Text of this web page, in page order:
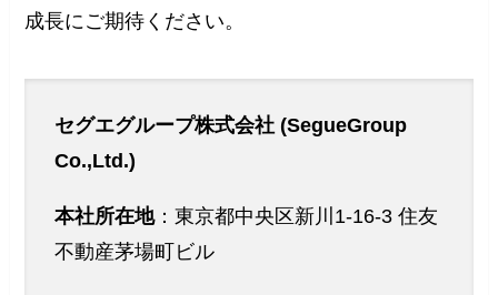
成長にご期待ください。
セグエグループ株式会社 (SegueGroup
Co.,Ltd.)
本社所在地：東京都中央区新川1-16-3 住友
不動産茅場町ビル